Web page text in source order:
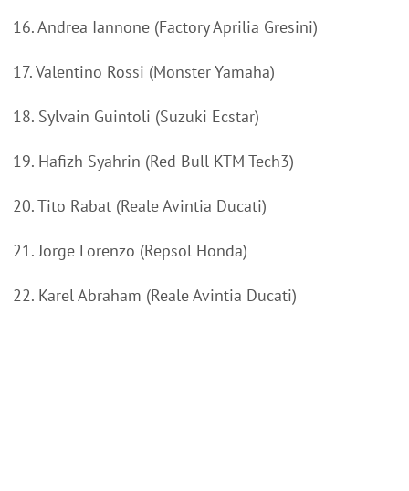
16. Andrea Iannone (Factory Aprilia Gresini)
17. Valentino Rossi (Monster Yamaha)
18. Sylvain Guintoli (Suzuki Ecstar)
19. Hafizh Syahrin (Red Bull KTM Tech3)
20. Tito Rabat (Reale Avintia Ducati)
21. Jorge Lorenzo (Repsol Honda)
22. Karel Abraham (Reale Avintia Ducati)